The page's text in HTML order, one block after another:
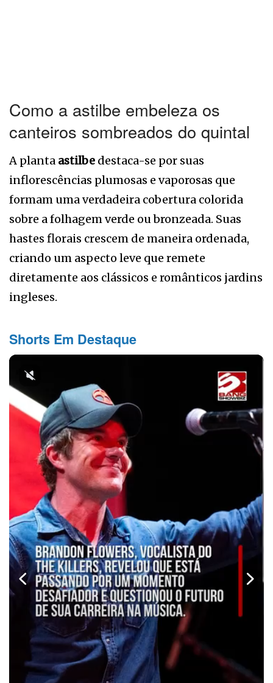
Como a astilbe embeleza os
canteiros sombreados do quintal
A planta astilbe destaca-se por suas
inflorescências plumosas e vaporosas que
formam uma verdadeira cobertura colorida
sobre a folhagem verde ou bronzeada. Suas
hastes florais crescem de maneira ordenada,
criando um aspecto leve que remete
diretamente aos clássicos e românticos jardins
ingleses.
Shorts Em Destaque